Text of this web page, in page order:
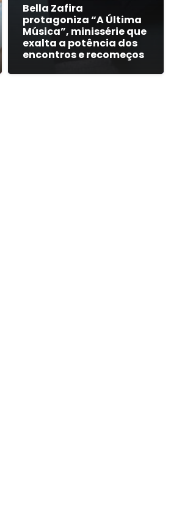
Bella Zafira
protagoniza “A Última
Música”, minissérie que
exalta a potência dos
encontros e recomeços